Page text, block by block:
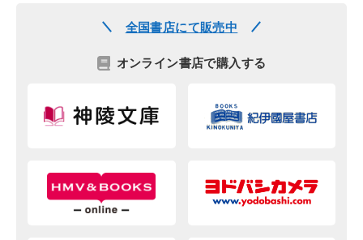
全国書店にて販売中
オンライン書店で購入する